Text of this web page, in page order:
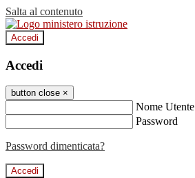
Salta al contenuto
Accedi
Accedi
button close ×
Nome Utente
Password
Password dimenticata?